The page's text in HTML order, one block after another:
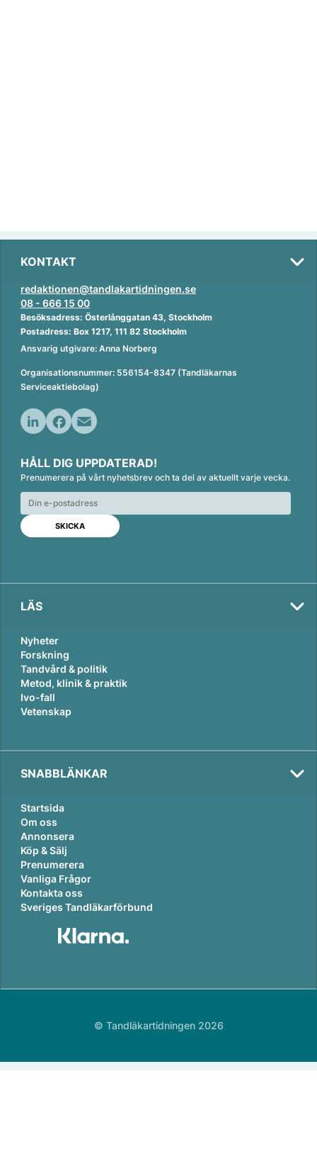
KONTAKT
redaktionen@tandlakartidningen.se
08 - 666 15 00
Besöksadress: Österlånggatan 43, Stockholm
Postadress: Box 1217, 111 82 Stockholm
Ansvarig utgivare: Anna Norberg
Organisationsnummer: 556154-8347 (Tandläkarnas
Serviceaktiebolag)
n
k
e
d
n
c
e
b
o
o
k
a
i
l
HÅLL DIG UPPDATERAD!
Prenumerera på vårt nyhetsbrev och ta del av aktuellt varje vecka.
LÄS
Nyheter
Forskning
Tandvård & politik
Metod, klinik & praktik
Ivo-fall
Vetenskap
SNABBLÄNKAR
Startsida
Om oss
Annonsera
Köp & Sälj
Prenumerera
Vanliga Frågor
Kontakta oss
Sveriges Tandläkarförbund
© Tandläkartidningen 2026